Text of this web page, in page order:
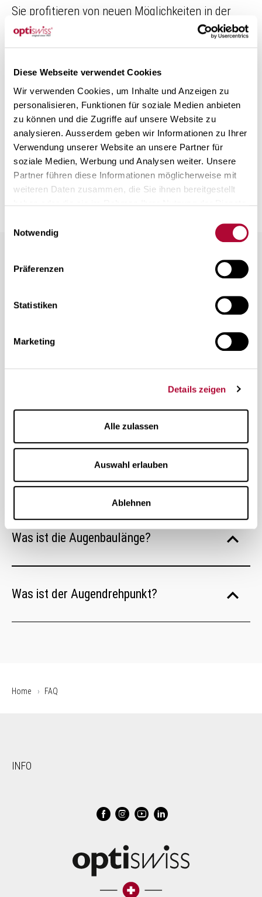
Diese Webseite verwendet Cookies
Wir verwenden Cookies, um Inhalte und Anzeigen zu
personalisieren, Funktionen für soziale Medien anbieten
zu können und die Zugriffe auf unsere Website zu
analysieren. Ausserdem geben wir Informationen zu Ihrer
Verwendung unserer Website an unsere Partner für
soziale Medien, Werbung und Analysen weiter. Unsere
Partner führen diese Informationen möglicherweise mit
weiteren Daten zusammen, die Sie ihnen bereitgestellt
Daten und Ihre Rechte zu erfahren
Notwendig
Präferenzen
Statistiken
Marketing
Details zeigen
Alle zulassen
Auswahl erlauben
Ablehnen
Sie profitieren von neuen Möglichkeiten in der
Positionierung und Brillengläsern zu 100 % Swiss
Made. Die Optometristin und TrainerinPetra
Lindnererläutert in einemVideo
Kundenvorteile und Mehrwerte unter anderem
SWISSVARIO BIOMETRICS HORIZON bietet.
Zurück zur Übersicht
Was ist SWISSVARIO BIOMETRICS
Was bedeutet BIOMETRICS?
Was sind biometrische Parameter des
Auges?
Was ist die Augenbaulänge?
Was ist der Augendrehpunkt?
Home FAQ
INFO